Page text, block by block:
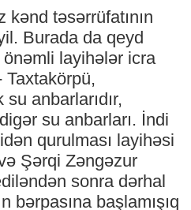
kənd təsərrüfatının
Burada da qeyd
layihələr icra
Taxtakörpü,
anbarlarıdır,
su anbarları. İndi
qurulması layihəsi
Şərqi Zəngəzur
sonra dərhal
bərpasına başlamışıq